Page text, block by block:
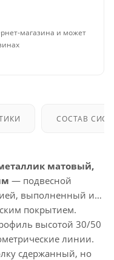
магазина и может
СОСТАВ
матовый,
— подвесной
выполненный из
покрытием.
высотой 30/50
линии.
сдержанный, но